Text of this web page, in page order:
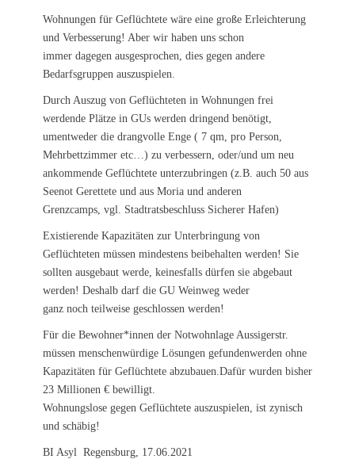
Wohnungen für Geflüchtete wäre eine große Erleichterung
und Verbesserung! Aber wir haben uns schon
immer dagegen ausgesprochen, dies gegen andere
Bedarfsgruppen auszuspielen.
Durch Auszug von Geflüchteten in Wohnungen frei
werdende Plätze in GUs werden dringend benötigt,
umentweder die drangvolle Enge ( 7 qm, pro Person,
Mehrbettzimmer etc…) zu verbessern, oder/und um neu
ankommende Geflüchtete unterzubringen (z.B. auch 50 aus
Seenot Gerettete und aus Moria und anderen
Grenzcamps, vgl. Stadtratsbeschluss Sicherer Hafen)
Existierende Kapazitäten zur Unterbringung von
Geflüchteten müssen mindestens beibehalten werden! Sie
sollten ausgebaut werde, keinesfalls dürfen sie abgebaut
werden! Deshalb darf die GU Weinweg weder
ganz noch teilweise geschlossen werden!
Für die Bewohner*innen der Notwohnlage Aussigerstr.
müssen menschenwürdige Lösungen gefundenwerden ohne
Kapazitäten für Geflüchtete abzubauen.Dafür wurden bisher
23 Millionen € bewilligt.
Wohnungslose gegen Geflüchtete auszuspielen, ist zynisch
und schäbig!
BI Asyl Regensburg, 17.06.2021